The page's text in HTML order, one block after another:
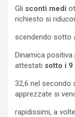
Gli sconti medi
richiesto si
scendendo sotto
Dinamica
attestati sotto i 9
32,6 nel secondo
apprezzate si
rapidissimi, a